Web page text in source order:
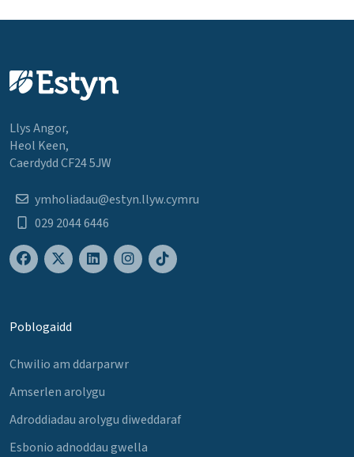
Llys Angor,
Heol Keen,
Caerdydd CF24 5JW
ymholiadau@estyn.llyw.cymru
029 2044 6446
Poblogaidd
Chwilio am ddarparwr
Amserlen arolygu
Adroddiadau arolygu diweddaraf
Esbonio adnoddau gwella